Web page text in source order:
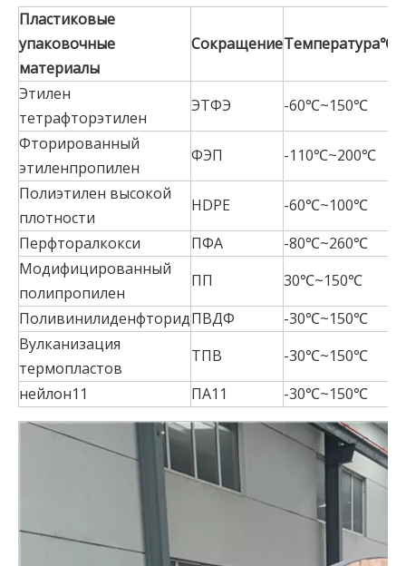
Пластиковые
упаковочные
материалы
СокращениеТемпература℃
Этилен
тетрафторэтилен
ЭТФЭ
-60℃~150℃
Фторированный
этиленпропилен
ФЭП
-110℃~200℃
Полиэтилен высокой
плотности
HDPE
-60℃~100℃
Перфторалкокси
ПФА
-80℃~260℃
Модифицированный
полипропилен
ПП
30℃~150℃
ПоливинилиденфторидПВДФ
-30℃~150℃
Вулканизация
термопластов
ТПВ
-30℃~150℃
нейлон11
ПА11 -30℃~150℃